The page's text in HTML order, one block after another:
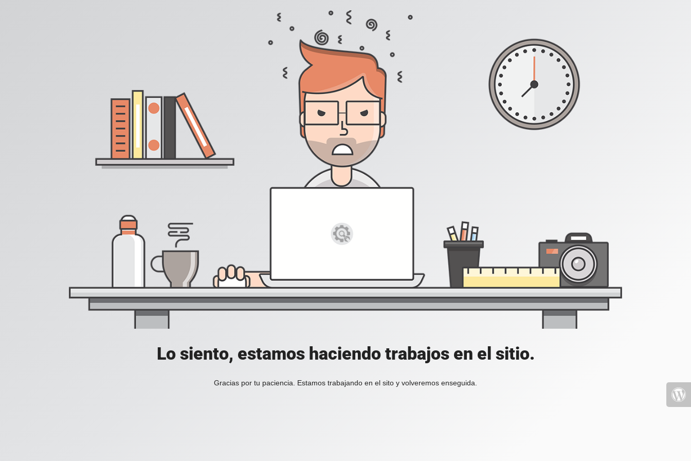
Lo siento, estamos haciendo trabajos en el sitio.
Gracias por tu paciencia. Estamos trabajando en el sito y volveremos enseguida.